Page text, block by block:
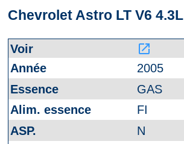
Chevrolet Astro LT V6 4.3L
launch
2005
GAS
FI
N